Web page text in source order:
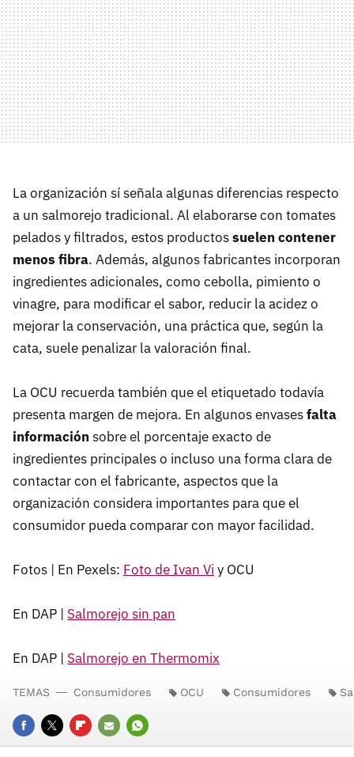
La organización sí señala algunas diferencias respecto
a un salmorejo tradicional. Al elaborarse con tomates
pelados y filtrados, estos productossuelen contener
menos fibra. Además, algunos fabricantes incorporan
ingredientes adicionales, como cebolla, pimiento o
vinagre, para modificar el sabor, reducir la acidez o
mejorar la conservación, una práctica que, según la
cata, suele penalizar la valoración final.
La OCU recuerda también que el etiquetado todavía
presenta margen de mejora. En algunos envasesfalta
información sobre el porcentaje exacto de
ingredientes principales o incluso una forma clara de
contactar con el fabricante, aspectos que la
organización considera importantes para que el
consumidor pueda comparar con mayor facilidad.
Fotos | En Pexels: Foto de Ivan Vi y OCU
En DAP | Salmorejo sin pan
En DAP | Salmorejo en Thermomix
FACEBOOK
TWITTERFLIPBOARD
E- WHATSAPP
TEMAS Consumidores OCU Consumidores